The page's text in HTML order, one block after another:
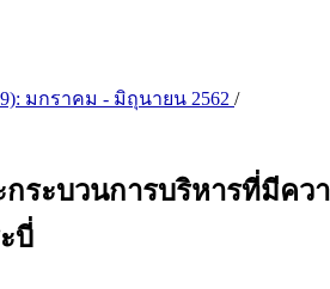
มกราคม - มิถุนายน 2562 /
กระบวนการบริหารที่มีค
บี่